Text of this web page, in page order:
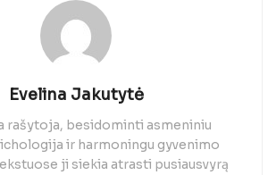
Evelina Jakutytė
rašytoja, besidominti asmeniniu
ir harmoningu gyvenimo
ji siekia atrasti pusiausvyrą